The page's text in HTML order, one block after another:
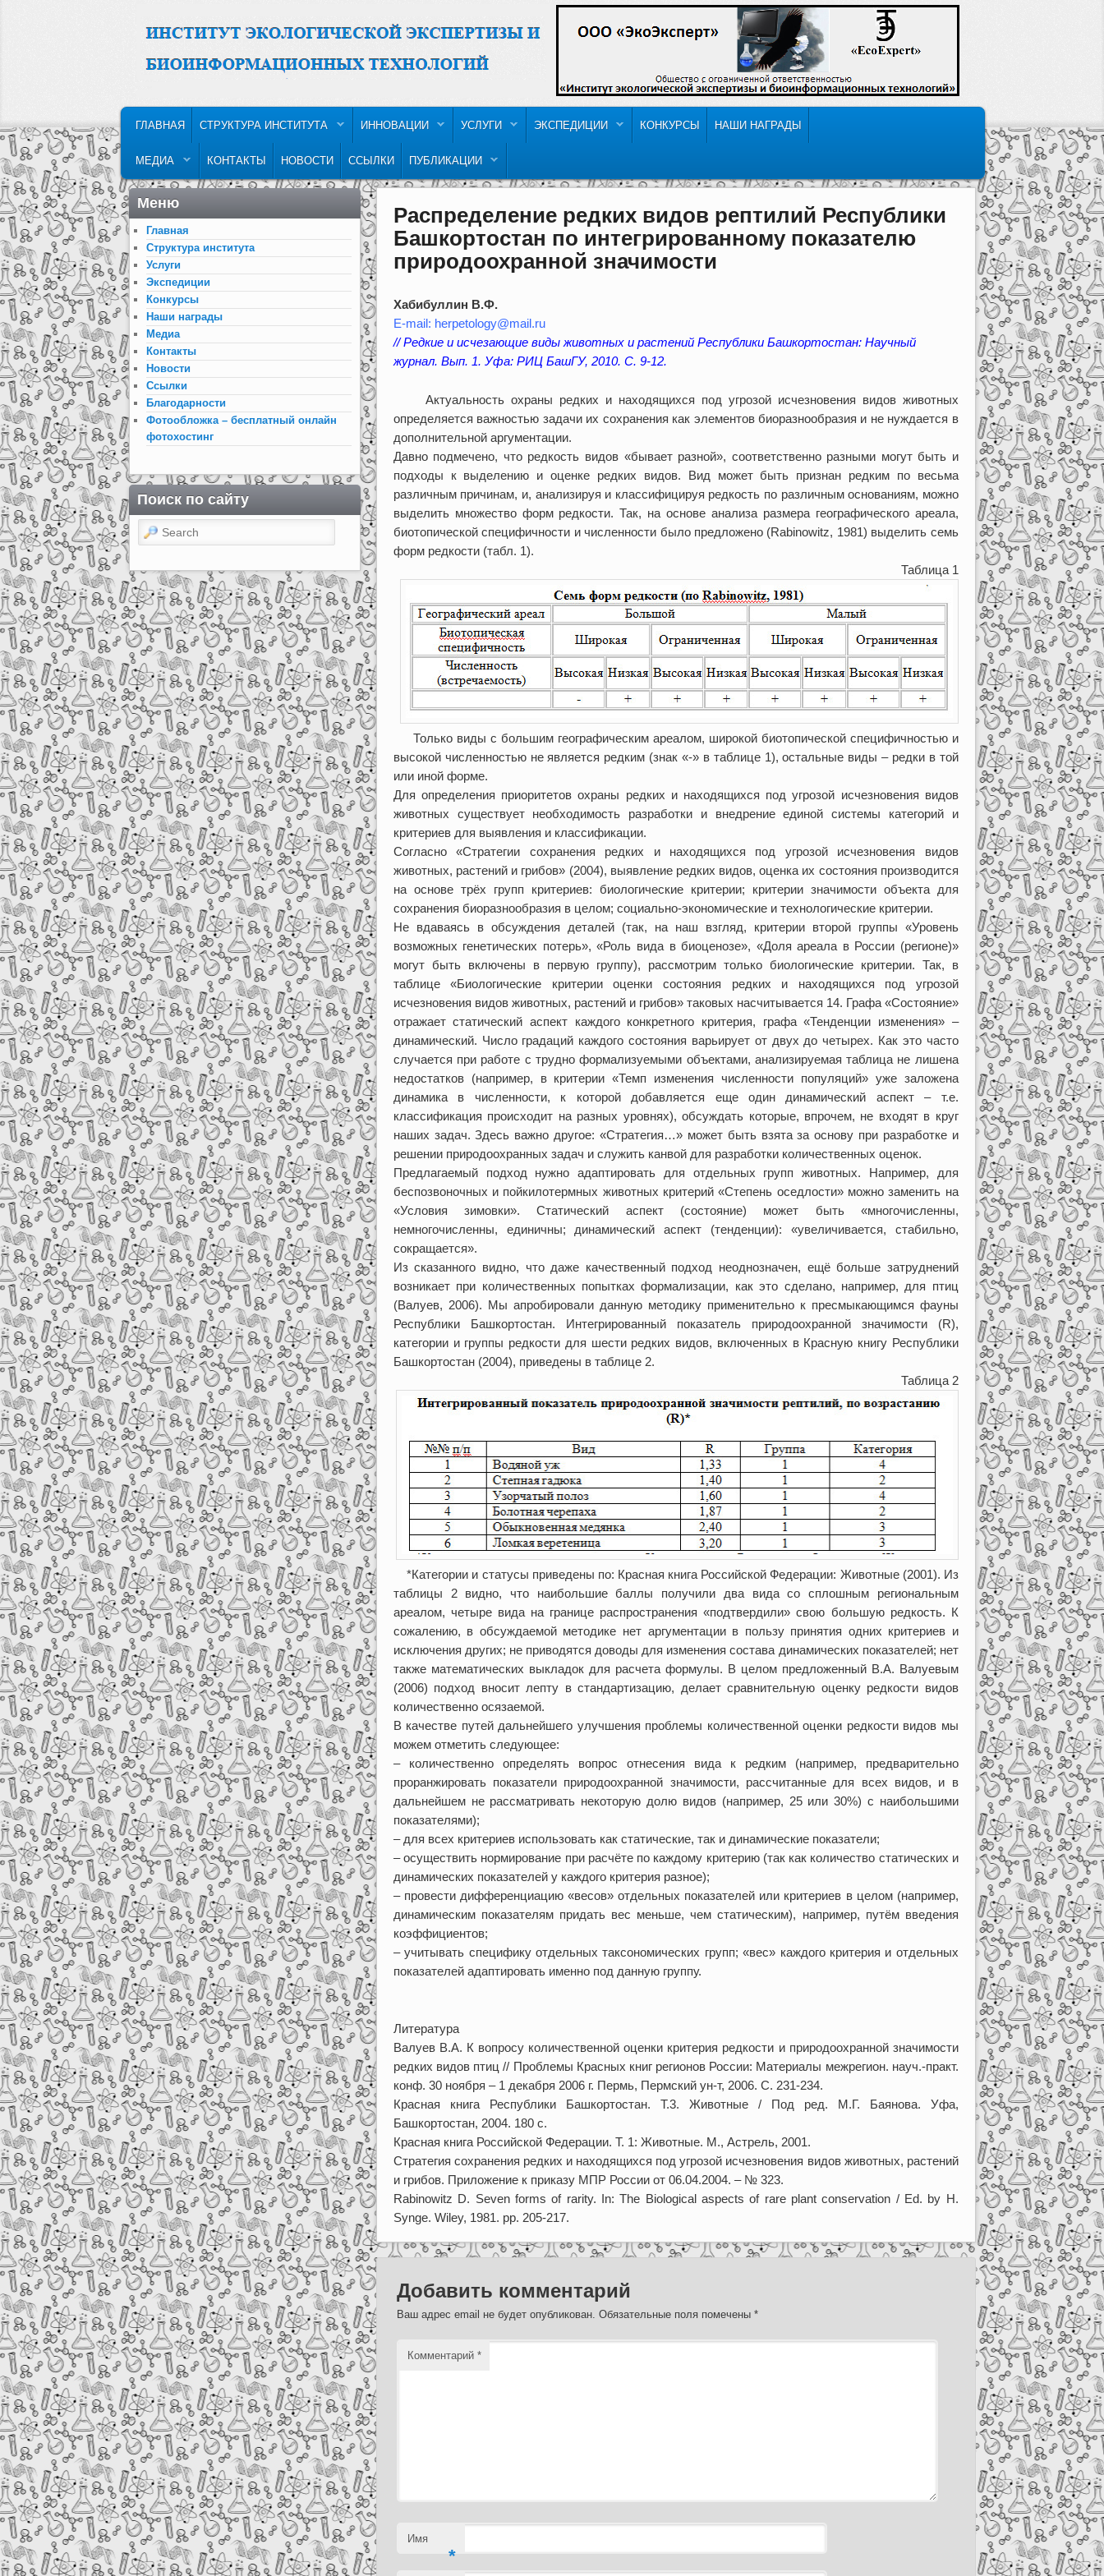
SKIP TO PRIMARY CONTENT
SKIP TO SECONDARY CONTENT
ГЛАВНАЯ СТРУКТУРА ИНСТИТУТА ИННОВАЦИИ УСЛУГИ ЭКСПЕДИЦИИ КОНКУРСЫ НАШИ НАГРАДЫ
МЕДИА КОНТАКТЫ НОВОСТИ ССЫЛКИ ПУБЛИКАЦИИ
Распределение редких видов рептилий Республики
Башкортостан по интегрированному показателю
природоохранной значимости
Хабибуллин В.Ф.
E-mail: herpetology@mail.ru
// Редкие и исчезающие виды животных и растений Республики Башкортостан: Научный
журнал. Вып. 1. Уфа: РИЦ БашГУ, 2010. С. 9-12.
Актуальность охраны редких и находящихся под угрозой исчезновения видов животных
определяется важностью задачи их сохранения как элементов биоразнообразия и не нуждается в
дополнительной аргументации.
Давно подмечено, что редкость видов «бывает разной», соответственно разными могут быть и
подходы к выделению и оценке редких видов. Вид может быть признан редким по весьма
различным причинам, и, анализируя и классифицируя редкость по различным основаниям, можно
выделить множество форм редкости. Так, на основе анализа размера географического ареала,
биотопической специфичности и численности было предложено (Rabinowitz, 1981) выделить семь
форм редкости (табл. 1).
Таблица 1
Только виды с большим географическим ареалом, широкой биотопической специфичностью и
высокой численностью не является редким (знак «-» в таблице 1), остальные виды – редки в той
или иной форме.
Для определения приоритетов охраны редких и находящихся под угрозой исчезновения видов
животных существует необходимость разработки и внедрение единой системы категорий и
критериев для выявления и классификации.
Согласно «Стратегии сохранения редких и находящихся под угрозой исчезновения видов
животных, растений и грибов» (2004), выявление редких видов, оценка их состояния производится
на основе трёх групп критериев: биологические критерии; критерии значимости объекта для
сохранения биоразнообразия в целом; социально-экономические и технологические критерии.
Не вдаваясь в обсуждения деталей (так, на наш взгляд, критерии второй группы «Уровень
возможных генетических потерь», «Роль вида в биоценозе», «Доля ареала в России (регионе)»
могут быть включены в первую группу), рассмотрим только биологические критерии. Так, в
таблице «Биологические критерии оценки состояния редких и находящихся под угрозой
исчезновения видов животных, растений и грибов» таковых насчитывается 14. Графа «Состояние»
отражает статический аспект каждого конкретного критерия, графа «Тенденции изменения» –
динамический. Число градаций каждого состояния варьирует от двух до четырех. Как это часто
случается при работе с трудно формализуемыми объектами, анализируемая таблица не лишена
недостатков (например, в критерии «Темп изменения численности популяций» уже заложена
динамика в численности, к которой добавляется еще один динамический аспект – т.е.
классификация происходит на разных уровнях), обсуждать которые, впрочем, не входят в круг
наших задач. Здесь важно другое: «Стратегия…» может быть взята за основу при разработке и
решении природоохранных задач и служить канвой для разработки количественных оценок.
Предлагаемый подход нужно адаптировать для отдельных групп животных. Например, для
беспозвоночных и пойкилотермных животных критерий «Степень оседлости» можно заменить на
«Условия зимовки». Статический аспект (состояние) может быть «многочисленны,
немногочисленны, единичны; динамический аспект (тенденции): «увеличивается, стабильно,
сокращается».
Из сказанного видно, что даже качественный подход неоднозначен, ещё больше затруднений
возникает при количественных попытках формализации, как это сделано, например, для птиц
(Валуев, 2006). Мы апробировали данную методику применительно к пресмыкающимся фауны
Республики Башкортостан. Интегрированный показатель природоохранной значимости (R),
категории и группы редкости для шести редких видов, включенных в Красную книгу Республики
Башкортостан (2004), приведены в таблице 2.
Таблица 2
*Категории и статусы приведены по: Красная книга Российской Федерации: Животные (2001). Из
таблицы 2 видно, что наибольшие баллы получили два вида со сплошным региональным
ареалом, четыре вида на границе распространения «подтвердили» свою большую редкость. К
сожалению, в обсуждаемой методике нет аргументации в пользу принятия одних критериев и
исключения других; не приводятся доводы для изменения состава динамических показателей; нет
также математических выкладок для расчета формулы. В целом предложенный В.А. Валуевым
(2006) подход вносит лепту в стандартизацию, делает сравнительную оценку редкости видов
количественно осязаемой.
В качестве путей дальнейшего улучшения проблемы количественной оценки редкости видов мы
можем отметить следующее:
– количественно определять вопрос отнесения вида к редким (например, предварительно
проранжировать показатели природоохранной значимости, рассчитанные для всех видов, и в
дальнейшем не рассматривать некоторую долю видов (например, 25 или 30%) с наибольшими
показателями);
– для всех критериев использовать как статические, так и динамические показатели;
– осуществить нормирование при расчёте по каждому критерию (так как количество статических и
динамических показателей у каждого критерия разное);
– провести дифференциацию «весов» отдельных показателей или критериев в целом (например,
динамическим показателям придать вес меньше, чем статическим), например, путём введения
коэффициентов;
– учитывать специфику отдельных таксономических групп; «вес» каждого критерия и отдельных
показателей адаптировать именно под данную группу.
Литература
Валуев В.А. К вопросу количественной оценки критерия редкости и природоохранной значимости
редких видов птиц // Проблемы Красных книг регионов России: Материалы межрегион. науч.-практ.
конф. 30 ноября – 1 декабря 2006 г. Пермь, Пермский ун-т, 2006. C. 231-234.
Красная книга Республики Башкортостан. Т.3. Животные / Под ред. М.Г. Баянова. Уфа,
Башкортостан, 2004. 180 с.
Красная книга Российской Федерации. Т. 1: Животные. М., Астрель, 2001.
Стратегия сохранения редких и находящихся под угрозой исчезновения видов животных, растений
и грибов. Приложение к приказу МПР России от 06.04.2004. – № 323.
Rabinowitz D. Seven forms of rarity. In: The Biological aspects of rare plant conservation / Ed. by H.
Synge. Wiley, 1981. pp. 205-217.
Добавить комментарий
Ваш адрес email не будет опубликован. Обязательные поля помечены*
Комментарий*
Имя
*
Меню
Главная
Структура института
Услуги
Экспедиции
Конкурсы
Наши награды
Медиа
Контакты
Новости
Ссылки
Благодарности
Фотообложка – бесплатный онлайн
фотохостинг
Поиск по сайту
Search